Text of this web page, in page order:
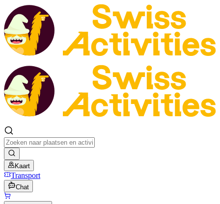
Kaart
Transport
Chat